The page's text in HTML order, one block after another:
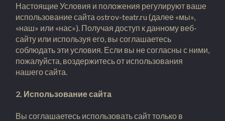
Настоящие Условия и положения регулируют ваше
использование сайта ostrov-teatr.ru (далее «мы»,
«наш» или «нас»). Получая доступ к данному веб-
сайту или используя его, вы соглашаетесь
соблюдать эти условия. Если вы не согласны с ними,
пожалуйста, воздержитесь от использования
нашего сайта.
2. Использование сайта
Вы соглашаетесь использовать сайт только в